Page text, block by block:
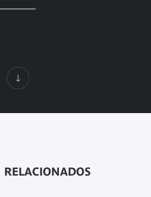
relacionados